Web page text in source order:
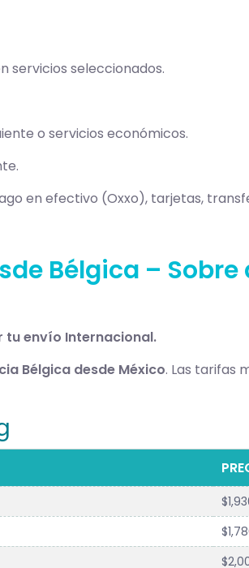
servicios seleccionados.
o servicios económicos.
en efectivo (Oxxo), tarjetas,
Bélgica – Sobre
tu envío Internacional.
Bélgica desde México. Las tarifas